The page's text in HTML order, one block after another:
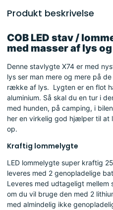
Produkt beskrivelse
COB LED stav /
med masser af lys
Denne stavlygte X74 er med
lys ser man mere og mere på
række af lys. Lygten er en flot
aluminium. Så skal du en tur i
med hunden, på camping, i
her en virkelig god hjælper til at
op.
Kraftig lommelygte
LED lommelygte super kraftig
leveres med 2 genopladelige
Leveres med udtageligt mellem
om du vil bruge den med 2
med almindelig ikke